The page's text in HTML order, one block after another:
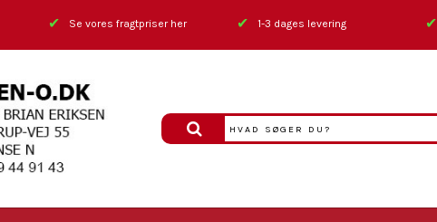
✔ Se vores fragtpriser her ✔ 1-3 dages levering ✔